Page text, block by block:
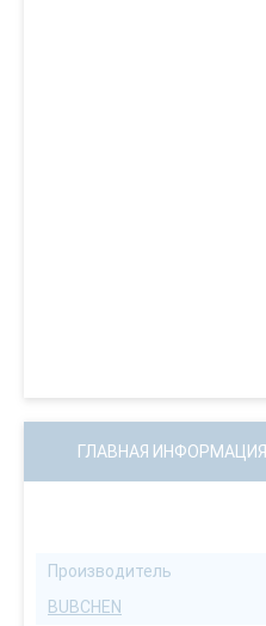
ГЛАВНАЯ ИНФОРМАЦИЯ
Производитель
BUBCHEN